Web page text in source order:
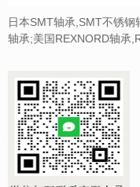
日本SMT轴承,SMT不锈
轴承;美国REXNORD轴承